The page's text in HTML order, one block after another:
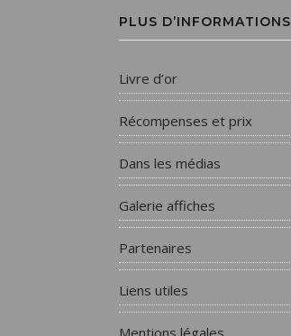
PLUS D’INFORMATIONS
Livre d’or
Récompenses et prix
Dans les médias
Galerie affiches
Partenaires
Liens utiles
Mentions légales